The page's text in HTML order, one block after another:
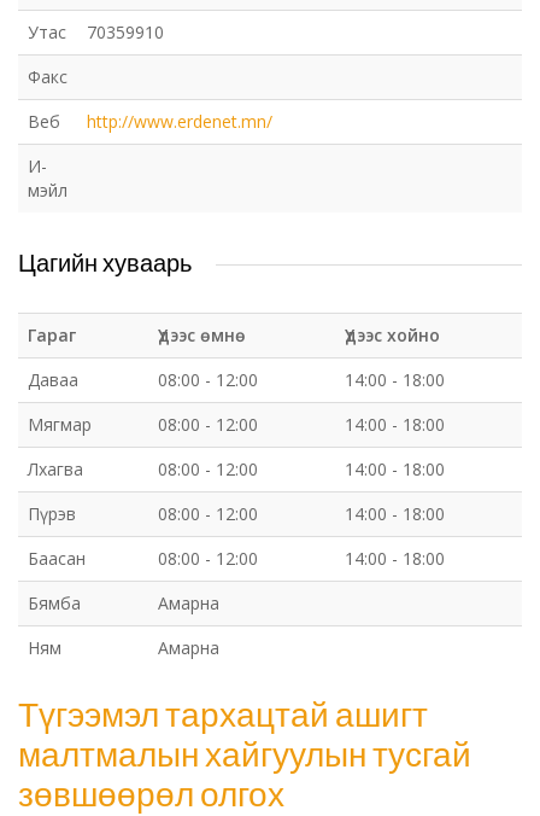
Утас
70359910
Факс
Веб
http://www.erdenet.mn/
И-
мэйл
Цагийн хуваарь
Гараг Үдээс өмнө
Үдээс хойно
Даваа
08:00 - 12:00
14:00 - 18:00
Мягмар
08:00 - 12:00
14:00 - 18:00
Лхагва
08:00 - 12:00
14:00 - 18:00
Пүрэв
08:00 - 12:00
14:00 - 18:00
Баасан
08:00 - 12:00
14:00 - 18:00
Бямба
Амарна
Ням
Амарна
Түгээмэл тархацтай ашигт
малтмалын хайгуулын тусгай
зөвшөөрөл олгох